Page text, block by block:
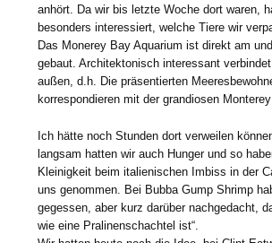
anhört. Da wir bis letzte Woche dort waren,
besonders interessiert, welche Tiere wir
Das Monerey Bay Aquarium ist direkt am
gebaut. Architektonisch interessant
außen, d.h. Die präsentierten
korrespondieren mit der grandiosen
Ich hätte noch Stunden dort verweilen
langsam hatten wir auch Hunger und so
Kleinigkeit beim italienischen Imbiss in der
uns genommen. Bei Bubba Gump Shrimp
gegessen, aber kurz darüber nachgedacht,
wie eine Pralinenschachtel ist“.